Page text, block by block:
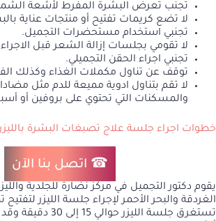
تجنب تعرض البشرة المفرط لأشعة
لا تضع كريمات تفتيح أو منتجات عناية
تجنبي استخدام مستحضرات التجميل.
لا تقومي بجلسات إزالة الشعر قبل
تجنبي اجراء الحقن التجميلي.
توقف عن تناول مكملات الغذاء وكذلك
لا تقم بتناول ادوية مميعة للدم مثل
والمسكنات التي تحتوي على بروفين أو
خطوات اجراء جلسة علاج تصبغات البشرة بالليزر
☎ اتصل بنا الآن
يقوم دكتور التجميل في مركز نضارة للجلدية
الغردقة والبحر الأحمر لإجراء جلسة الليزر
تستغرق جلسة الليزر